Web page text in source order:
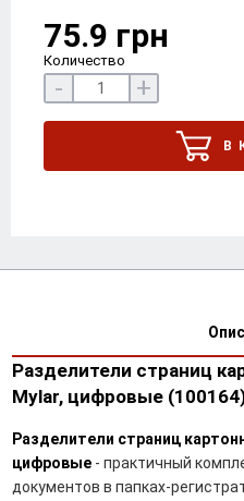
75.9 грн
Количество
- +
В
Разделители страниц
Mylar, цифровые
Разделители страниц
цифровые - практичный
документов в папках-